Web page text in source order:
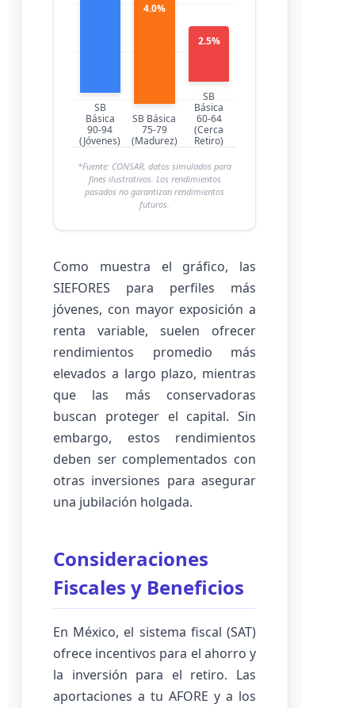
SB
Básica
90-94
(Jóvenes)
4.0%
SB Básica
75-79
(Madurez)
2.5%
SB
Básica
60-64
(Cerca
Retiro)
*Fuente: CONSAR, datos simulados para
fines ilustrativos. Los rendimientos
pasados no garantizan rendimientos
futuros.
Como muestra el gráfico, las
SIEFORES para perfiles más
jóvenes, con mayor exposición a
renta variable, suelen ofrecer
rendimientos promedio más
elevados a largo plazo, mientras
que las más conservadoras
buscan proteger el capital. Sin
embargo, estos rendimientos
deben ser complementados con
otras inversiones para asegurar
una jubilación holgada.
Consideraciones
Fiscales y Beneficios
En México, el sistema fiscal (SAT)
ofrece incentivos para el ahorro y
la inversión para el retiro. Las
aportaciones a tu AFORE y a los